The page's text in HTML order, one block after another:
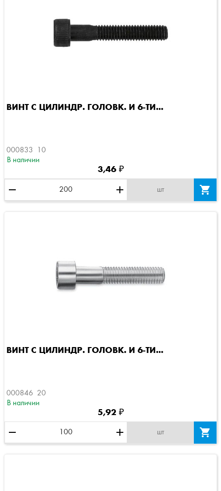
ВИНТ С ЦИЛИНДР. ГОЛОВК. И 6-ТИ...
000833  10
В наличии
3,46 ₽
remove add шт 
ВИНТ С ЦИЛИНДР. ГОЛОВК. И 6-ТИ...
000846  20
В наличии
5,92 ₽
remove add шт 